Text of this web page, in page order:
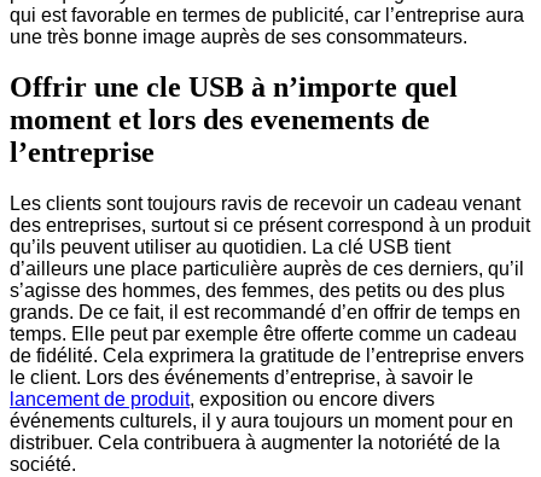
qui est favorable en termes de publicité, car l’entreprise aura
une très bonne image auprès de ses consommateurs.
Offrir une cle USB à n’importe quel
moment et lors des evenements de
l’entreprise
Les clients sont toujours ravis de recevoir un cadeau venant
des entreprises, surtout si ce présent correspond à un produit
qu’ils peuvent utiliser au quotidien. La clé USB tient
d’ailleurs une place particulière auprès de ces derniers, qu’il
s’agisse des hommes, des femmes, des petits ou des plus
grands. De ce fait, il est recommandé d’en offrir de temps en
temps. Elle peut par exemple être offerte comme un cadeau
de fidélité. Cela exprimera la gratitude de l’entreprise envers
le client. Lors des événements d’entreprise, à savoir le
lancement de produit, exposition ou encore divers
événements culturels, il y aura toujours un moment pour en
distribuer. Cela contribuera à augmenter la notoriété de la
société.